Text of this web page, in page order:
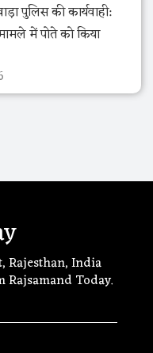
पुलिस की कार्यवाही:
में पोते को किया
Rajesthan, India
Rajsamand Today.